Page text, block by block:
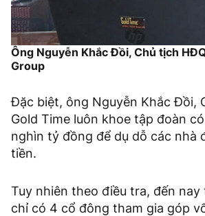
Ông Nguyễn Khắc Đồi, Chủ tịch
Group
Đặc biệt, ông Nguyễn Khắc Đồi,
Gold Time luôn khoe tập đoàn
nghìn tỷ đồng để dụ dỗ các nhà
tiền.
Tuy nhiên theo điều tra, đến nay
chỉ có 4 cổ đông tham gia góp